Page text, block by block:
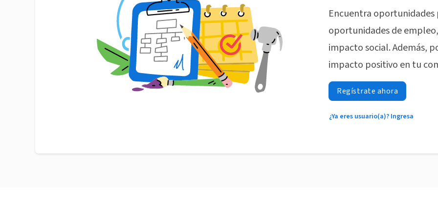
Encuentra
oportunidades de
impacto social. Además,
impacto positivo en tu
Regístrate ahora
¿Ya eres usuario(a)? Ingresa